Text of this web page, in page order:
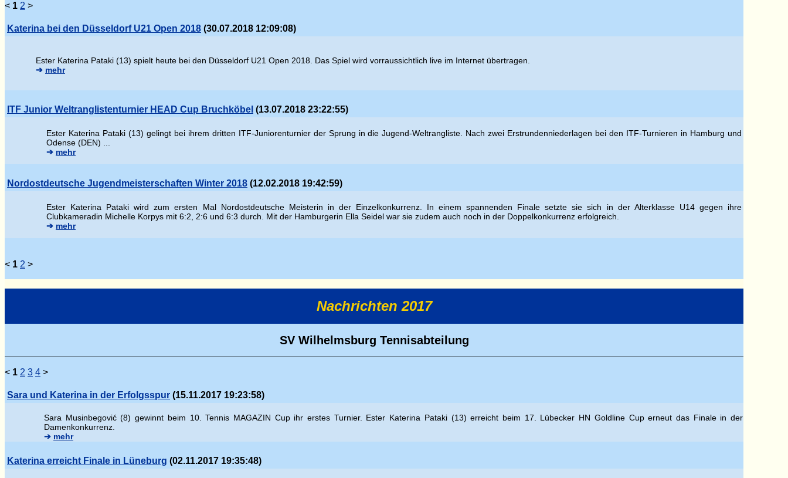
< 1 2 >
Katerina bei den Düsseldorf U21 Open 2018 (30.07.2018 12:09:08)
Ester Katerina Pataki (13) spielt heute bei den Düsseldorf U21 Open 2018. Das Spiel wird vorraussichtlich live im Internet übertragen.
➔ mehr
ITF Junior Weltranglistenturnier HEAD Cup Bruchköbel (13.07.2018 23:22:55)
Ester Katerina Pataki (13) gelingt bei ihrem dritten ITF-Juniorenturnier der Sprung in die Jugend-Weltrangliste. Nach zwei Erstrundenniederlagen bei den ITF-Turnieren in Hamburg und
Odense (DEN) ...
➔ mehr
Nordostdeutsche Jugendmeisterschaften Winter 2018 (12.02.2018 19:42:59)
Ester Katerina Pataki wird zum ersten Mal Nordostdeutsche Meisterin in der Einzelkonkurrenz. In einem spannenden Finale setzte sie sich in der Alterklasse U14 gegen ihre
Clubkameradin Michelle Korpys mit 6:2, 2:6 und 6:3 durch. Mit der Hamburgerin Ella Seidel war sie zudem auch noch in der Doppelkonkurrenz erfolgreich.
➔ mehr
< 1 2 >
Nachrichten 2017
SV Wilhelmsburg Tennisabteilung
< 1 2 3 4 >
Sara und Katerina in der Erfolgsspur (15.11.2017 19:23:58)
Sara Musinbegović (8) gewinnt beim 10. Tennis MAGAZIN Cup ihr erstes Turnier. Ester Katerina Pataki (13) erreicht beim 17. Lübecker HN Goldline Cup erneut das Finale in der
Damenkonkurrenz.
➔ mehr
Katerina erreicht Finale in Lüneburg (02.11.2017 19:35:48)